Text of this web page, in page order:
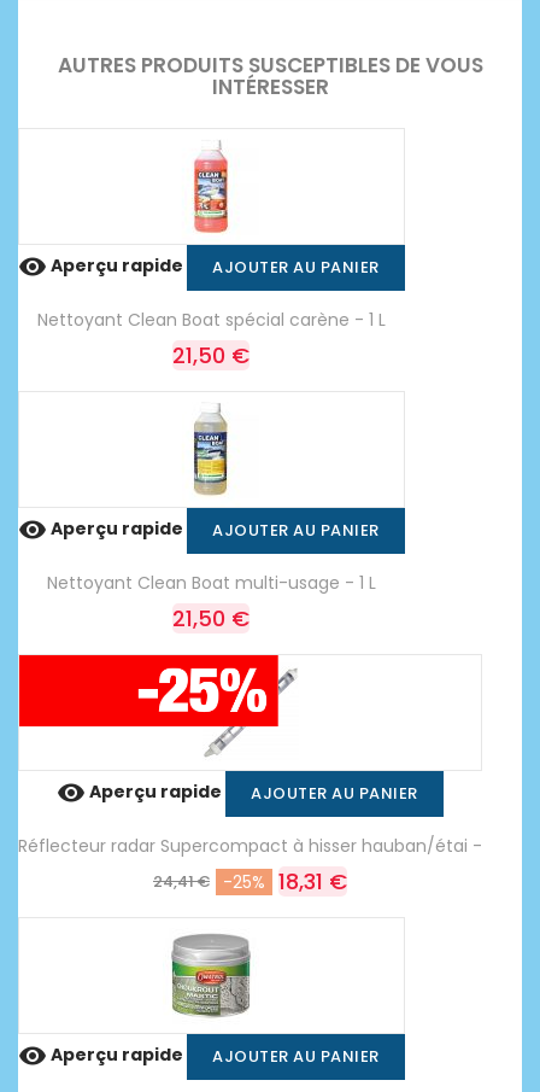
AUTRES PRODUITS SUSCEPTIBLES DE VOUS
INTÉRESSER
 Aperçu rapide AJOUTER AU PANIER
Nettoyant Clean Boat spécial carène - 1 L
21,50 €
 Aperçu rapide AJOUTER AU PANIER
Nettoyant Clean Boat multi-usage - 1 L
21,50 €
 Aperçu rapide AJOUTER AU PANIER
Réflecteur radar Supercompact à hisser hauban/étai -
24,41 € -25% 18,31 €
 Aperçu rapide AJOUTER AU PANIER